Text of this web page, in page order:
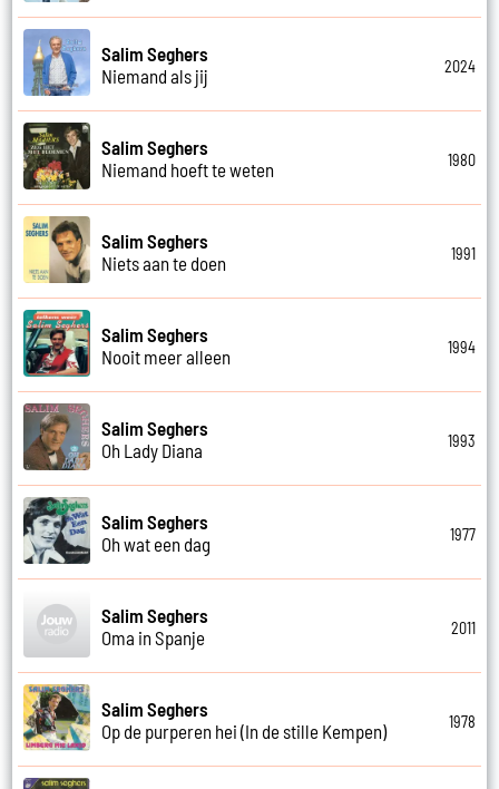
Salim Seghers
Niemand als jij
2024
Salim Seghers
Niemand hoeft te weten
1980
Salim Seghers
Niets aan te doen
1991
Salim Seghers
Nooit meer alleen
1994
Salim Seghers
Oh Lady Diana
1993
Salim Seghers
Oh wat een dag
1977
Salim Seghers
Oma in Spanje
2011
Salim Seghers
Op de purperen hei (In de stille Kempen)
1978